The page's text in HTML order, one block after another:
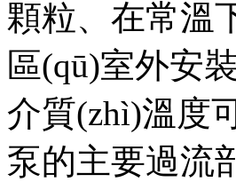
顆粒、在
區(qū)室外安
介質(zhì)溫度
泵的主要過流